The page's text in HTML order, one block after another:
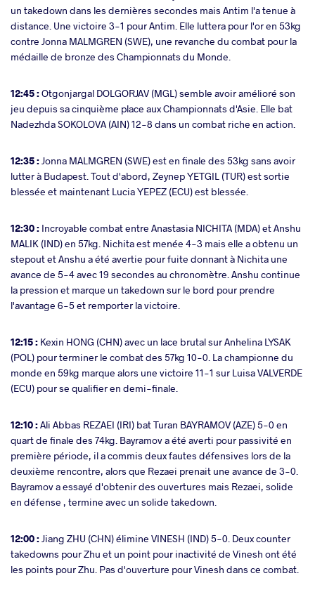
un takedown dans les dernières secondes mais Antim l'a tenue à
distance. Une victoire 3-1 pour Antim. Elle luttera pour l'or en 53kg
contre Jonna MALMGREN (SWE), une revanche du combat pour la
médaille de bronze des Championnats du Monde.
12:45 :Otgonjargal DOLGORJAV (MGL) semble avoir amélioré son
jeu depuis sa cinquième place aux Championnats d'Asie. Elle bat
Nadezhda SOKOLOVA (AIN) 12-8 dans un combat riche en action.
12:35 :Jonna MALMGREN (SWE) est en finale des 53kg sans avoir
lutter à Budapest. Tout d'abord, Zeynep YETGIL (TUR) est sortie
blessée et maintenant Lucia YEPEZ (ECU) est blessée.
12:30 : Incroyable combat entre Anastasia NICHITA (MDA) et Anshu
MALIK (IND) en 57kg. Nichita est menée 4-3 mais elle a obtenu un
stepout et Anshu a été avertie pour fuite donnant à Nichita une
avance de 5-4 avec 19 secondes au chronomètre. Anshu continue
la pression et marque un takedown sur le bord pour prendre
l'avantage 6-5 et remporter la victoire.
12:15 : Kexin HONG (CHN) avec un lace brutal sur Anhelina LYSAK
(POL) pour terminer le combat des 57kg 10-0. La championne du
monde en 59kg marque alors une victoire 11-1 sur Luisa VALVERDE
(ECU) pour se qualifier en demi-finale.
12:10 :Ali Abbas REZAEI (IRI) bat Turan BAYRAMOV (AZE) 5-0 en
quart de finale des 74kg. Bayramov a été averti pour passivité en
première période, il a commis deux fautes défensives lors de la
deuxième rencontre, alors que Rezaei prenait une avance de 3-0.
Bayramov a essayé d'obtenir des ouvertures mais Rezaei, solide
en défense , termine avec un solide takedown.
12:00 :Jiang ZHU (CHN) élimine VINESH (IND) 5-0. Deux counter
takedowns pour Zhu et un point pour inactivité de Vinesh ont été
les points pour Zhu. Pas d'ouverture pour Vinesh dans ce combat.